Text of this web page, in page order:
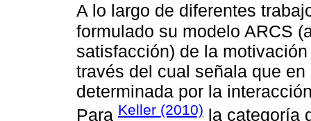
A lo largo de diferentes
formulado su modelo ARCS
satisfacción) de la
través del cual señala que
determinada por la
Para Keller (2010) la categoría